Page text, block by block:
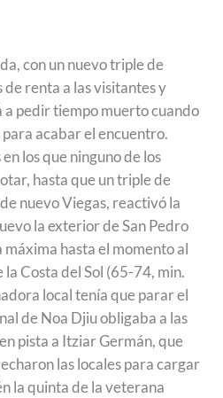
con un nuevo triple de
de renta a las visitantes y
a pedir tiempo muerto cuando
acabar el encuentro.
los que ninguno de los
hasta que un triple de
nuevo Viegas, reactivó la
la exterior de San Pedro
hasta el momento al
Costa del Sol (65-74, min.
local tenía que parar el
de Noa Djiu obligaba a las
pista a Itziar Germán, que
las locales para cargar
la quinta de la veterana